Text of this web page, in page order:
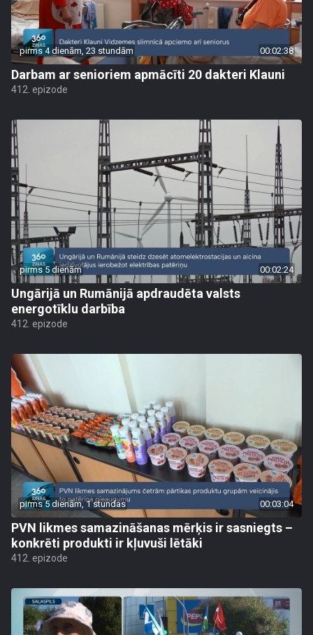
pirms 4 dienām, 23 stundām 00:02:38
Darbam ar senioriem apmācīti 20 dakteri Klauni
412. epizode
pirms 5 dienām 00:02:24
Ungārijā un Rumānijā apdraudēta valsts
energotīklu darbība
412. epizode
pirms 5 dienām, 1 stundas 00:03:04
PVN likmes samazināšanas mērķis ir sasniegts –
konkrēti produkti ir kļuvuši lētāki
412. epizode